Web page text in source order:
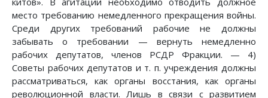
место требованию немедленного прекращения войны.
Среди других требований рабочие не должны
забывать о требовании — вернуть немедленно
рабочих депутатов, членов РСДР Фракции. — 4)
Советы рабочих депутатов и т. п. учреждения должны
рассматриваться, как органы восстания, как органы
революционной власти. Лишь в связи с развитием